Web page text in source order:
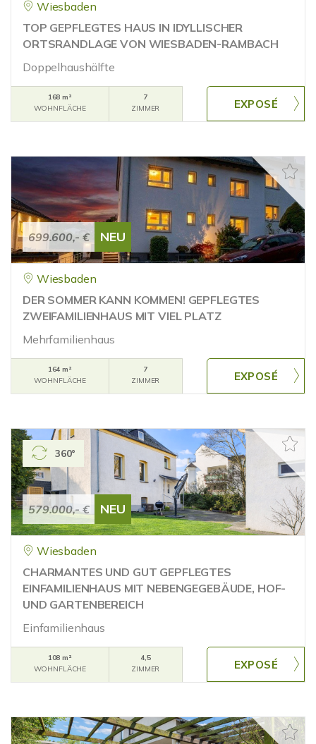
Wiesbaden
TOP GEPFLEGTES HAUS IN IDYLLISCHER
ORTSRANDLAGE VON WIESBADEN-RAMBACH
Doppelhaushälfte
168 m²
WOHNFLÄCHE
7
ZIMMER
699.600,- € NEU
Wiesbaden
DER SOMMER KANN KOMMEN! GEPFLEGTES
ZWEIFAMILIENHAUS MIT VIEL PLATZ
Mehrfamilienhaus
164 m²
WOHNFLÄCHE
7
ZIMMER
579.000,- € NEU
360°
Wiesbaden
CHARMANTES UND GUT GEPFLEGTES
EINFAMILIENHAUS MIT NEBENGEGEBÄUDE, HOF-
UND GARTENBEREICH
Einfamilienhaus
108 m²
WOHNFLÄCHE
4,5
ZIMMER